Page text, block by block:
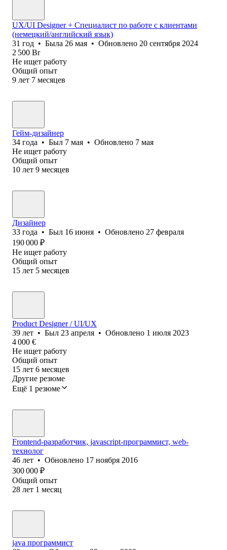
UX/UI Designer + Специалист по работе с клиентами
(немецкий/английский язык)
31 год • Была 26 мая • Обновлено 20 сентября 2024
2 500 Br
Не ищет работу
Общий опыт
9 лет 7 месяцев
Гейм-дизайнер
34 года • Был 7 мая • Обновлено 7 мая
Не ищет работу
Общий опыт
10 лет 9 месяцев
Дизайнер
33 года • Был 16 июня • Обновлено 27 февраля
190 000 ₽
Не ищет работу
Общий опыт
15 лет 5 месяцев
Product Designer / UI/UX
39 лет • Был 23 апреля • Обновлено 1 июля 2023
4 000 €
Не ищет работу
Общий опыт
15 лет 6 месяцев
Другие резюме
Ещё 1 резюме
Frontend-разработчик, javascript-программист, web-
технолог
46 лет • Обновлено 17 ноября 2016
300 000 ₽
Общий опыт
28 лет 1 месяц
java программист